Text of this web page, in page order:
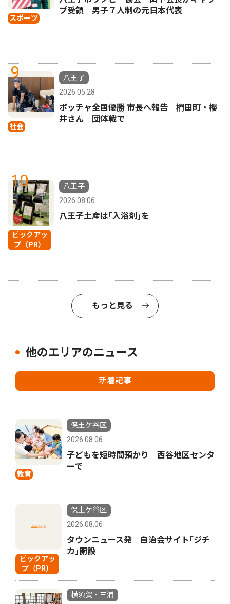
スポーツ
プ受領 男子７人制の元日本代表
9
社会
八王子
2026.05.28
ボッチャ全国優勝 市長へ報告 椚田町・櫻
井さん 団体戦で
10
ピックアッ
プ（PR）
八王子
2026.08.06
八王子土産は｢入浴剤｣を
もっと見る
他のエリアのニュース
新着記事
教育
保土ケ谷区
2026.08.06
子どもを短時間預かり 西谷地区センタ
ーで
ピックアッ
プ（PR）
保土ケ谷区
2026.08.06
タウンニュース発 自治会サイト｢ジチ
カ｣開設
横須賀・三浦